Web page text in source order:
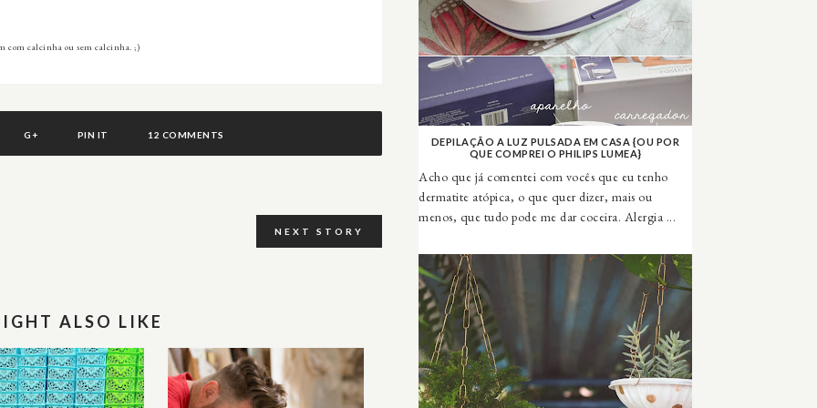
com calcinha ou sem calcinha. ;)
G+ PIN IT 12 COMMENTS
NEXT STORY
ALSO LIKE
DEPILAÇÃO A LUZ PULSADA EM CASA {OU POR
QUE COMPREI O PHILIPS LUMEA}
Acho que já comentei com vocês que eu tenho
dermatite atópica, o que quer dizer, mais ou
menos, que tudo pode me dar coceira. Alergia ...